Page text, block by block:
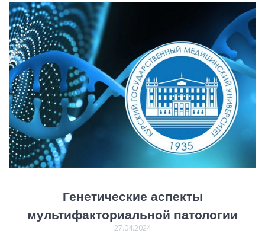
Генетические аспекты
мультифакториальной патологии
27.04.2024